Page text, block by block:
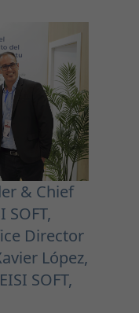
& Chief
SOFT,
Director
López,
SOFT,